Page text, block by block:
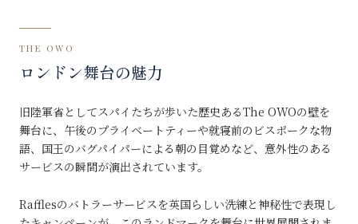
THE OWO
ロンドン舞台の魅力
旧陸軍省としてスパイたちが歩いた歴史あるThe OWOの壁を
舞台に、午後のプライベートティーや就寝前のビスポークな物
語、国王のバグパイパーによる朝の目覚めなど、意外性のある
サービスの瞬間が演出されています。
Rafflesのバトラーサービスを英国らしい洗練と神秘性で表現し